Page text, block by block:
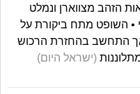
הזהב מצווארן ונמלט
• השופט מתח ביקורת על
התחשב בהחזרת הרכוש
(ישראל היום)